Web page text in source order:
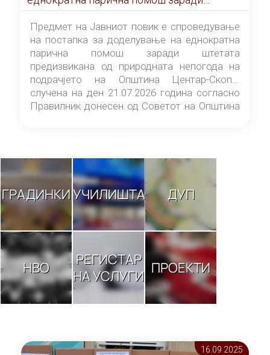
штетата предизвикана од природната
непогода на подрачјето на Општина
Центар-Скопје случена на ден 21.07.2026
година
Предмет на Јавниот повик е спроведување
на постапка за доделување на еднократна
парична помош заради штетата
предизвикана од природната непогода на
подрачјето на Општина Центар-Скопје
случена на ден 21.07.2026 година согласно
Правилник донесен од Советот на Општина
ГРАДИНКИУЧИЛИШТА ДУП
НВО
РЕГИСТАР
НА УСЛУГИ ПРОЕКТИ
16.09 2025